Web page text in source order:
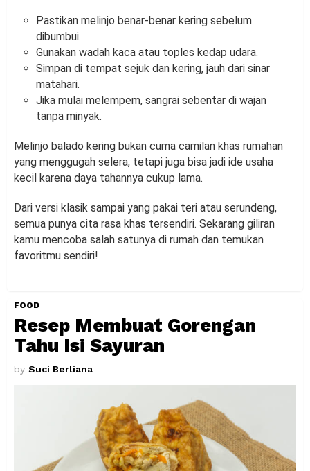
Pastikan melinjo benar-benar kering sebelum
dibumbui.
Gunakan wadah kaca atau toples kedap udara.
Simpan di tempat sejuk dan kering, jauh dari sinar
matahari.
Jika mulai melempem, sangrai sebentar di wajan
tanpa minyak.
Melinjo balado kering bukan cuma camilan khas rumahan
yang menggugah selera, tetapi juga bisa jadi ide usaha
kecil karena daya tahannya cukup lama.
Dari versi klasik sampai yang pakai teri atau serundeng,
semua punya cita rasa khas tersendiri. Sekarang giliran
kamu mencoba salah satunya di rumah dan temukan
favoritmu sendiri!
FOOD
Resep Membuat Gorengan
Tahu Isi Sayuran
by Suci Berliana